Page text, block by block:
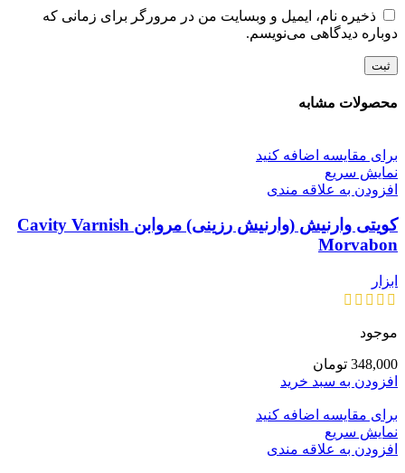
ذخیره نام، ایمیل و وبسایت من در مرورگر برای زمانی که
دوباره دیدگاهی می‌نویسم.
محصولات مشابه
برای مقایسه اضافه کنید
نمایش سریع
افزودن به علاقه مندی
کویتی وارنیش (وارنیش رزینی) مروابن Cavity Varnish
Morvabon
ابزار
موجود
348,000 تومان
افزودن به سبد خرید
برای مقایسه اضافه کنید
نمایش سریع
افزودن به علاقه مندی